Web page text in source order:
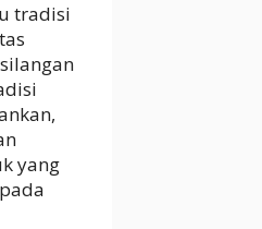
tradisi
yang